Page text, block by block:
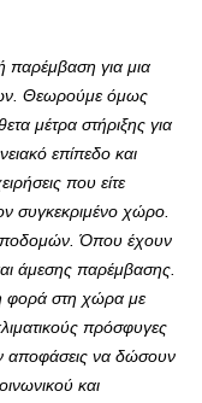
παρέμβαση για μια
Θεωρούμε όμως
μέτρα στήριξης για
επίπεδο και
που είτε
συγκεκριμένο χώρο.
Όπου έχουν
άμεσης παρέμβασης.
φορά στη χώρα με
πρόσφυγες
αποφάσεις να δώσουν
και